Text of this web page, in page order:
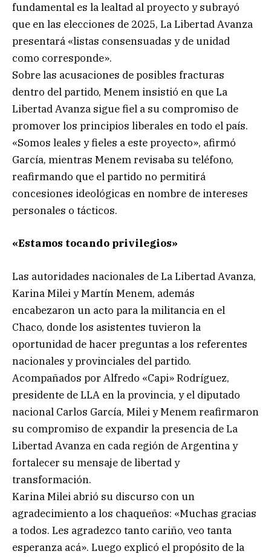
fundamental es la lealtad al proyecto y subrayó
que en las elecciones de 2025, La Libertad Avanza
presentará «listas consensuadas y de unidad
como corresponde».
Sobre las acusaciones de posibles fracturas
dentro del partido, Menem insistió en que La
Libertad Avanza sigue fiel a su compromiso de
promover los principios liberales en todo el país.
«Somos leales y fieles a este proyecto», afirmó
García, mientras Menem revisaba su teléfono,
reafirmando que el partido no permitirá
concesiones ideológicas en nombre de intereses
personales o tácticos.
«Estamos tocando privilegios»
Las autoridades nacionales de La Libertad Avanza,
Karina Milei y Martín Menem, además
encabezaron un acto para la militancia en el
Chaco, donde los asistentes tuvieron la
oportunidad de hacer preguntas a los referentes
nacionales y provinciales del partido.
Acompañados por Alfredo «Capi» Rodríguez,
presidente de LLA en la provincia, y el diputado
nacional Carlos García, Milei y Menem reafirmaron
su compromiso de expandir la presencia de La
Libertad Avanza en cada región de Argentina y
fortalecer su mensaje de libertad y
transformación.
Karina Milei abrió su discurso con un
agradecimiento a los chaqueños: «Muchas gracias
a todos. Les agradezco tanto cariño, veo tanta
esperanza acá». Luego explicó el propósito de la